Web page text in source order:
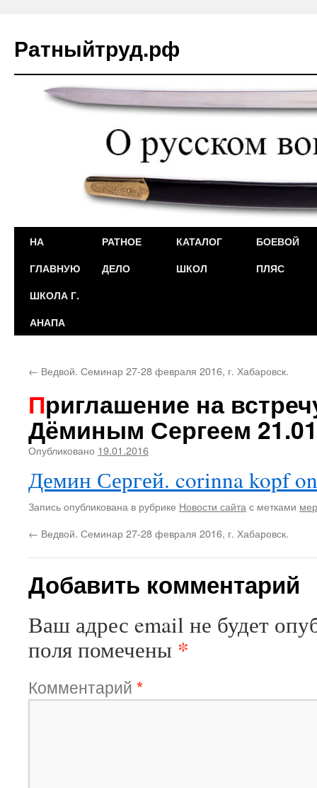
Ратныйтруд.рф
Перейти
содержимому
НА
ГЛАВНУЮ
РАТНОЕ
ДЕЛО
КАТАЛОГ
ШКОЛ
БОЕВОЙ
ПЛЯС
ШКОЛА Г.
АНАПА
← Ведвой. Семинар 27-28 февраля 2016, г. Хабаровск.
Приглашение на встречу с характерником
Дёминым Сергеем
Опубликовано 19.01.2016
Демин Сергей. corinna kopf
Запись опубликована в рубрике Новости сайта с метками
← Ведвой. Семинар 27-28 февраля 2016, г. Хабаровск.
Добавить комментарий
Ваш адрес email не будет
поля помечены *
Комментарий *